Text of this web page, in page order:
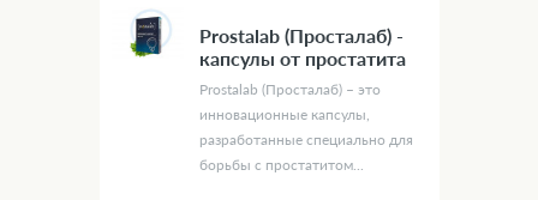
Prostalab (Просталаб) -
капсулы от простатита
Prostalab (Просталаб) – это
инновационные капсулы,
разработанные специально для
борьбы с простатитом...